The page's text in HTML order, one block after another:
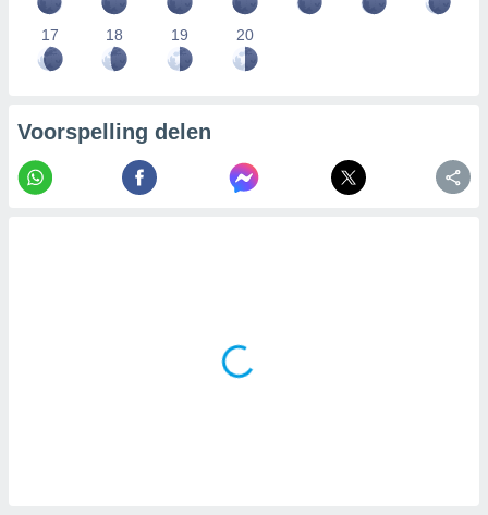
17 18 19 20
Voorspelling delen